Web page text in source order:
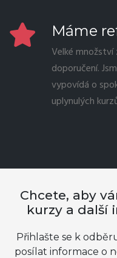
Máme
Velké
doporučení.
vypovídá o
uplynulých
Chcete, aby
kurzy a další
Přihlašte se k
posílat informace o